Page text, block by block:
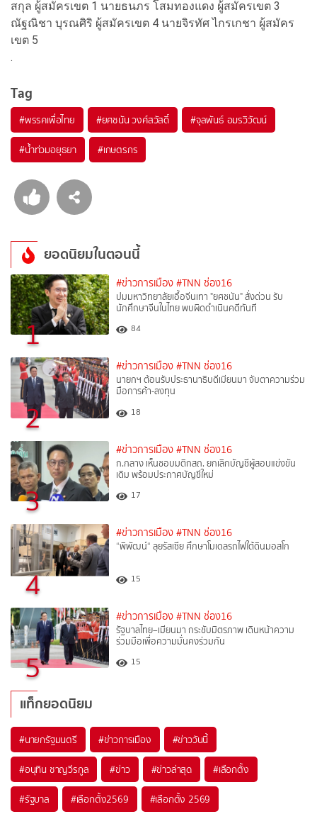
สกุล ผู้สมัครเขต 1 นายธนภร โสมทองแดง ผู้สมัครเขต 3
ณัฐณิชา บุรณศิริ ผู้สมัครเขต 4 นายจิรทัศ ไกรเกชา ผู้สมัคร
เขต 5
.
Tag
#พรรคเพื่อไทย #ยศชนัน วงศ์สวัสดิ์ #จุลพันธ์ อมรวิวัฒน์
#น้ำท่วมอยุธยา #เกษตรกร
ยอดนิยมในตอนนี้
1
#ข่าวการเมือง #TNN ช่อง16
ปมมหาวิทยาลัยเอื้อจีนเทา "ยศชนัน" สั่งด่วน รับ
นักศึกษาจีนในไทย พบผิดดำเนินคดีทันที
84
2
#ข่าวการเมือง #TNN ช่อง16
นายกฯ ต้อนรับประธานาธิบดีเมียนมา จับตาความร่วม
มือการค้า-ลงทุน
18
3
#ข่าวการเมือง #TNN ช่อง16
ก.กลาง เห็นชอบมติกสถ. ยกเลิกบัญชีผู้สอบแข่งขัน
เดิม พร้อมประกาศบัญชีใหม่
17
4
#ข่าวการเมือง #TNN ช่อง16
“พิพัฒน์“ ลุยรัสเซีย ศึกษาโมเดลรถไฟใต้ดินมอสโก
15
5
#ข่าวการเมือง #TNN ช่อง16
รัฐบาลไทย–เมียนมา กระชับมิตรภาพ เดินหน้าความ
ร่วมมือเพื่อความมั่นคงร่วมกัน
15
แท็กยอดนิยม
#นายกรัฐมนตรี #ข่าวการเมือง #ข่าววันนี้
#อนุทิน ชาญวีรกูล #ข่าว #ข่าวล่าสุด #เลือกตั้ง
#รัฐบาล #เลือกตั้ง2569 #เลือกตั้ง 2569